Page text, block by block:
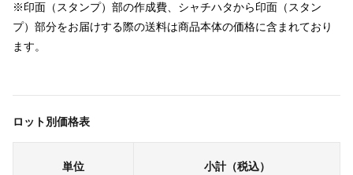
※印面（スタンプ）部の作成費、シャチハタから印面（スタン
プ）部分をお届けする際の送料は商品本体の価格に含まれており
ます。
ロット別価格表
単位 小計（税込）